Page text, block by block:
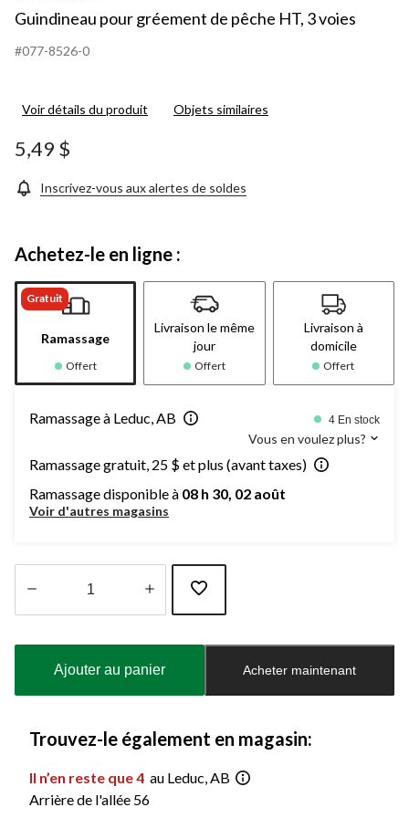
Guindineau pour gréement de pêche HT, 3 voies
#077-8526-0
Voir détails du produit Objets similaires
5,49 $
Inscrivez-vous aux alertes de soldes
Achetez-le en ligne :
Gratuit
Ramassage
Offert
Livraison le même
jour
Offert
Livraison à
domicile
Offert
Ramassage à Leduc, AB 4 En stock
Vous en voulez plus?
Ramassage gratuit, 25 $ et plus (avant taxes)
Ramassage disponible à 08 h 30, 02 août
Voir d'autres magasins
à
Ajouter au panier Acheter maintenant
Trouvez-le également en magasin:
Il n’en reste que 4 au Leduc, AB
Arrière de l'allée 56